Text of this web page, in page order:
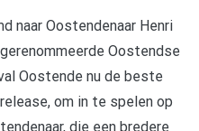
naar Oostendenaar Henri
Oostendse
Oostende nu de beste
om in te spelen op
die een bredere